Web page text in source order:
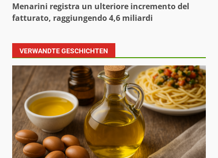
Menarini registra un ulteriore incremento del
fatturato, raggiungendo 4,6 miliardi
VERWANDTE GESCHICHTEN